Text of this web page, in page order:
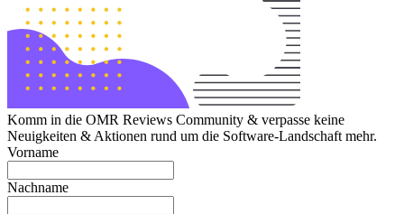
Komm in die OMR Reviews Community & verpasse keine
Neuigkeiten & Aktionen rund um die Software-Landschaft mehr.
Vorname
Nachname